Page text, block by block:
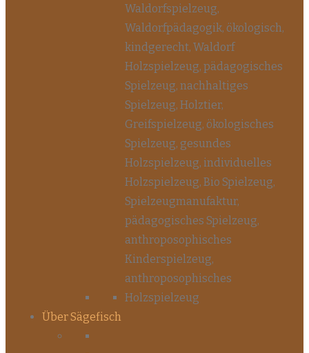
Über Sägefisch